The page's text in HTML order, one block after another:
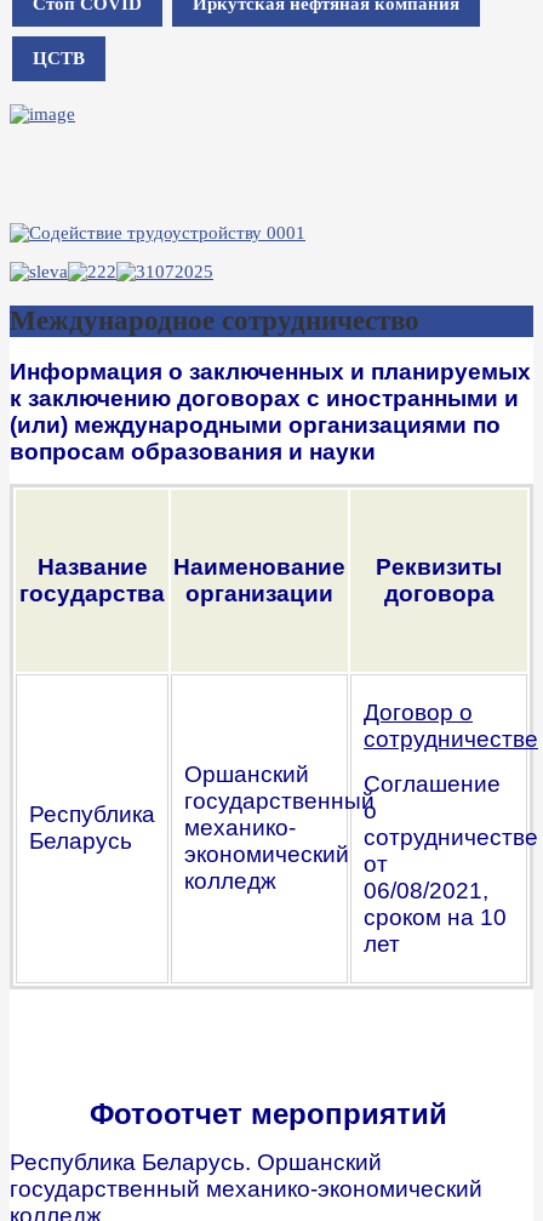
ЦСТВ
Международное сотрудничество
Информация о заключенных и планируемых
к заключению договорах с иностранными и
(или) международными организациями по
вопросам образования и науки
Название
государства
Наименование
организации
Реквизиты
договора
Республика
Беларусь
Оршанский
государственный
механико-
экономический
колледж
Договор о
сотрудничестве
Соглашение
о
сотрудничестве
от
06/08/2021,
сроком на 10
лет
Фотоотчет мероприятий
Республика Беларусь. Оршанский
государственный механико-экономический